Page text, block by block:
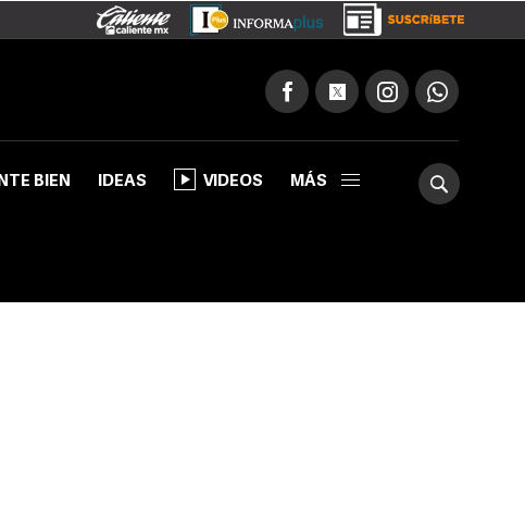
BIEN IDEAS VIDEOS MÁS